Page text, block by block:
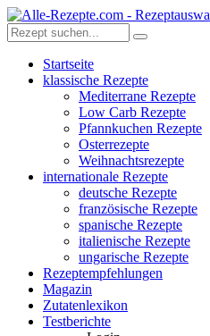
Startseite
klassische Rezepte
Mediterrane Rezepte
Low Carb Rezepte
Pfannkuchen Rezepte
Osterrezepte
Weihnachtsrezepte
internationale Rezepte
deutsche Rezepte
französische Rezepte
spanische Rezepte
italienische Rezepte
ungarische Rezepte
Rezeptempfehlungen
Magazin
Zutatenlexikon
Testberichte